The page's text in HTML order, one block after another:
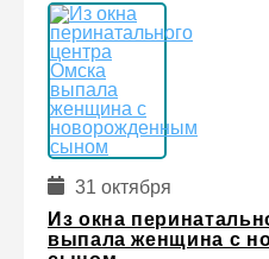
31 октября
Из окна
выпала женщина с